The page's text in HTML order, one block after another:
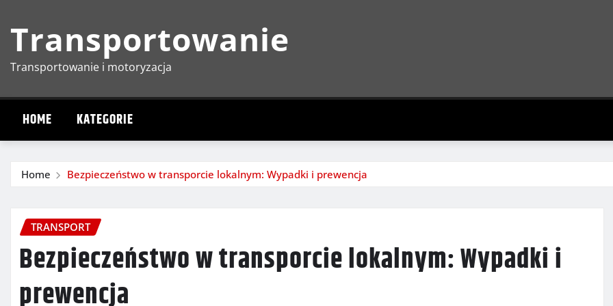
content
Transportowanie
Transportowanie i motoryzacja
HOME KATEGORIE
Home Bezpieczeństwo w transporcie lokalnym: Wypadki i prewencja
TRANSPORT
Bezpieczeństwo w transporcie lokalnym: Wypadki i
prewencja